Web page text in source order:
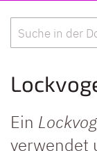
Ein
verwendet
Suche